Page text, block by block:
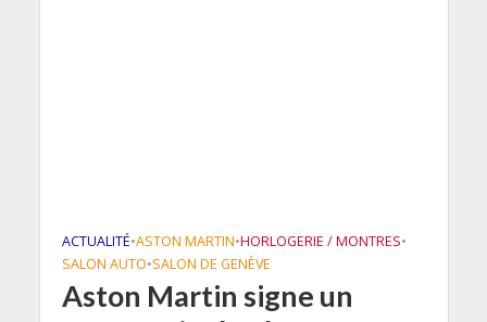
ACTUALITÉ•ASTON MARTIN•HORLOGERIE / MONTRES•
SALON AUTO•SALON DE GENÈVE
Aston Martin signe un